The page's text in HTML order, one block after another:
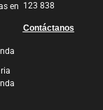
en 123 838
Contáctanos